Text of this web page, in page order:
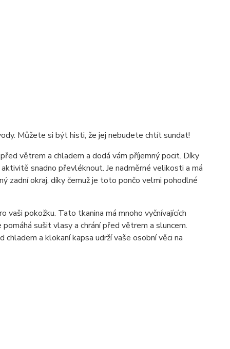
Můžete si být histi, že jej nebudete chtít sundat!
větrem a chladem a dodá vám příjemný pocit. Díky
snadno převléknout. Je nadměrné velikosti a má
zadní okraj, díky čemuž je toto pončo velmi pohodlné
vaši pokožku. Tato tkanina má mnoho vyčnívajících
sušit vlasy a chrání před větrem a sluncem.
a klokaní kapsa udrží vaše osobní věci na